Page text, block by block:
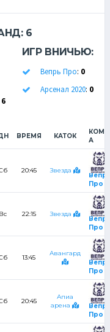
6
6
ИГР ВНИЧЬЮ:
Вепрь Про: 0
Арсенал 2020: 0
ВРЕМЯ КАТОК
А
20:45 Звезда
Про
Вс 22:15 Звезда
Про
13:45
Авангард
Про
20:45
Апиа
арена
Про